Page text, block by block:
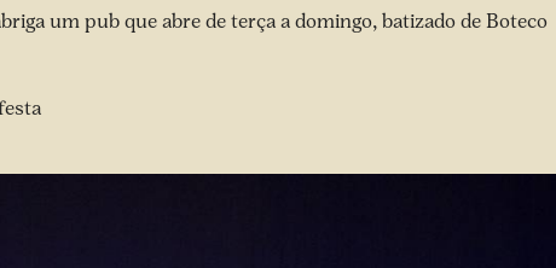
um pub que abre de terça a domingo, batizado de Boteco